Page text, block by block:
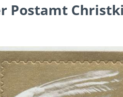
Postamt